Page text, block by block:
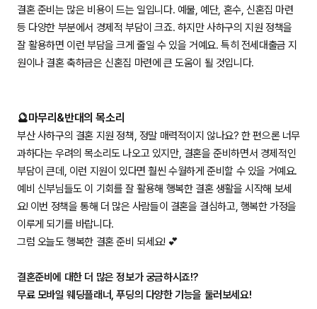
결혼 준비는 많은 비용이 드는 일입니다. 예물, 예단, 혼수, 신혼집 마련
등 다양한 부분에서 경제적 부담이 크죠. 하지만 사하구의 지원 정책을
잘 활용하면 이런 부담을 크게 줄일 수 있을 거예요. 특히 전세대출금 지
원이나 결혼 축하금은 신혼집 마련에 큰 도움이 될 것입니다.
🔮마무리&반대의 목소리
부산 사하구의 결혼 지원 정책, 정말 매력적이지 않나요? 한 편으론 너무
과하다는 우려의 목소리도 나오고 있지만, 결혼을 준비하면서 경제적인
부담이 큰데, 이런 지원이 있다면 훨씬 수월하게 준비할 수 있을 거예요.
예비 신부님들도 이 기회를 잘 활용해 행복한 결혼 생활을 시작해 보세
요! 이번 정책을 통해 더 많은 사람들이 결혼을 결심하고, 행복한 가정을
이루게 되기를 바랍니다.
그럼 오늘도 행복한 결혼 준비 되세요! 💕
결혼준비에 대한 더 많은 정보가 궁금하시죠!?
무료 모바일 웨딩플래너, 푸딩의 다양한 기능을 둘러보세요!